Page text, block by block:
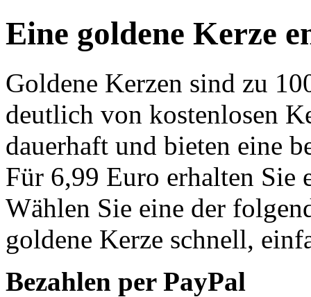
Eine goldene Kerze
Goldene Kerzen sind zu
deutlich von kostenlosen
dauerhaft und bieten eine
Für 6,99 Euro erhalten Sie
Wählen Sie eine der
goldene Kerze schnell,
Bezahlen per PayPal